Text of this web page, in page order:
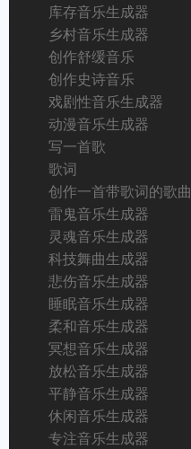
库存音乐生成器
乡村音乐生成器
创作舒缓音乐
创作史诗音乐
戏剧性音乐生成器
动漫音乐生成器
写一首歌
歌词
创作一首带歌词的歌曲
雷鬼音乐生成器
灵魂音乐生成器
科技舞曲生成器
悲伤音乐生成器
睡眠音乐生成器
柔和音乐生成器
冥想音乐生成器
放松音乐生成器
平静音乐生成器
休闲音乐生成器
专注音乐生成器